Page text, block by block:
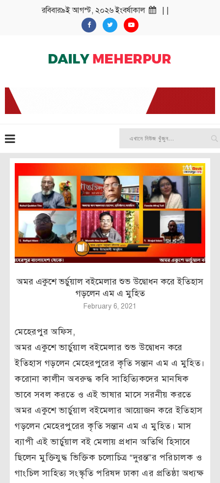
রবিবার৯ই আগস্ট, ২০২৬ ইংবর্ষাকাল
অমর একুশে ভর্চুয়াল বইমেলার শুভ উদ্বোধন করে ইতিহাস
গড়লেন এম এ মুহিত
February 6, 2021
মেহেরপুর অফিস,
অমর একুশে ভার্চুয়াল বইমেলার শুভ উদ্বোধন করে
ইতিহাস গড়লেন মেহেরপুরের কৃতি সন্তান এম এ মুহিত।
করোনা কালীন অবরুদ্ধ কবি সাহিত্যিকদের মানষিক
ভাবে সবল করতে ও এই ভাষার মাসে সরনীয় করতে
অমর একুশে ভার্চুয়াল বইমেলার আয়োজন করে ইতিহাস
গড়লেন মেহেরপুরের কৃতি সন্তান এম এ মুহিত। মাস
ব্যাপী এই ভার্চুয়াল বই মেলায় প্রধান অতিথি হিসাবে
ছিলেন মুক্তিযুদ্ধ ভিক্তিক চলোচিত্র “দুরন্ত”র পরিচালক ও
গাংচিল সাহিত্য সংস্কৃতি পরিষদ ঢাকা এর প্রতিষ্ঠা অধ্যক্ষ